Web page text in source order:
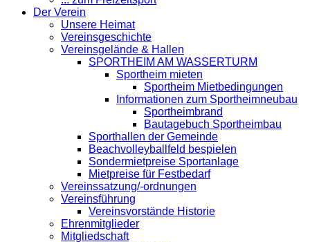
Der Verein
Unsere Heimat
Vereinsgeschichte
Vereinsgelände & Hallen
SPORTHEIM AM WASSERTURM
Sportheim mieten
Sportheim Mietbedingungen
Informationen zum Sportheimneubau
Sportheimbrand
Bautagebuch Sportheimbau
Sporthallen der Gemeinde
Beachvolleyballfeld bespielen
Sondermietpreise Sportanlage
Mietpreise für Festbedarf
Vereinssatzung/-ordnungen
Vereinsführung
Vereinsvorstände Historie
Ehrenmitglieder
Mitgliedschaft